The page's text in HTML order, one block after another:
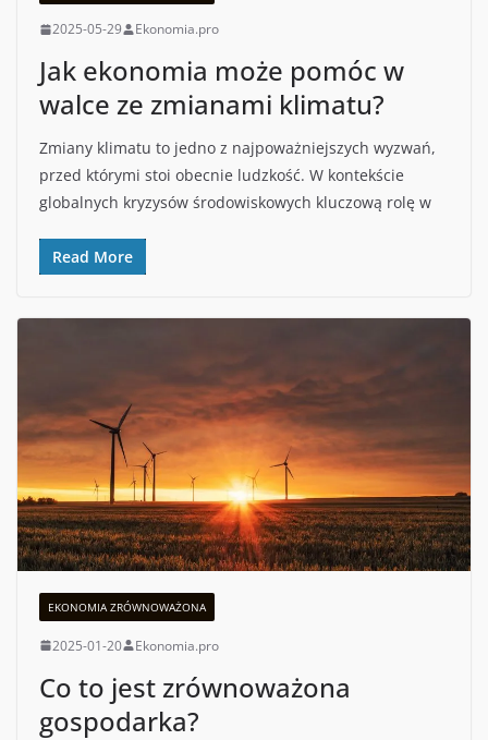
2025-05-29 Ekonomia.pro
Jak ekonomia może pomóc w
walce ze zmianami klimatu?
Zmiany klimatu to jedno z najpoważniejszych wyzwań,
przed którymi stoi obecnie ludzkość. W kontekście
globalnych kryzysów środowiskowych kluczową rolę w
Read More
EKONOMIA ZRÓWNOWAŻONA
2025-01-20 Ekonomia.pro
Co to jest zrównoważona
gospodarka?